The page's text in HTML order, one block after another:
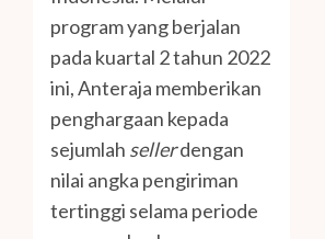
program yang berjalan
pada kuartal 2 tahun 2022
ini, Anteraja memberikan
penghargaan kepada
sejumlah sellerdengan
nilai angka pengiriman
tertinggi selama periode